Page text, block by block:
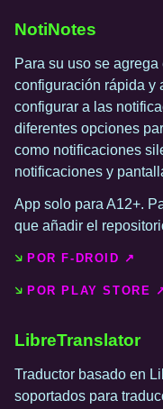
NotiNotes
Para su uso se
configuración rápida y
configurar a las
diferentes opciones
como notificaciones
notificaciones y
App solo para A12+.
que añadir el
POR F-DROID ↗️
POR PLAY STORE
LibreTranslator
Traductor basado en
soportados para